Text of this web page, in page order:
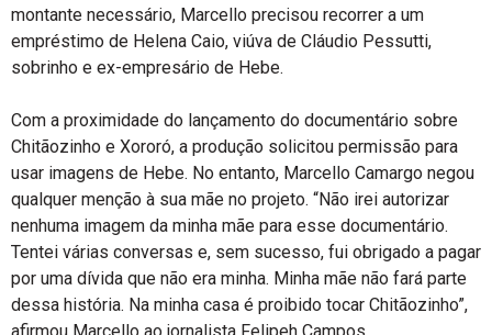
montante necessário, Marcello precisou recorrer a um
empréstimo de Helena Caio, viúva de Cláudio Pessutti,
sobrinho e ex-empresário de Hebe.
Com a proximidade do lançamento do documentário sobre
Chitãozinho e Xororó, a produção solicitou permissão para
usar imagens de Hebe. No entanto, Marcello Camargo negou
qualquer menção à sua mãe no projeto. “Não irei autorizar
nenhuma imagem da minha mãe para esse documentário.
Tentei várias conversas e, sem sucesso, fui obrigado a pagar
por uma dívida que não era minha. Minha mãe não fará parte
dessa história. Na minha casa é proibido tocar Chitãozinho”,